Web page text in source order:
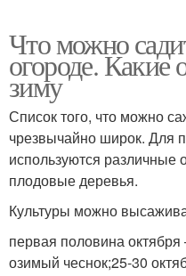
Что можно
огороде. Какие
зиму
Список того, что можно
чрезвычайно широк. Для
используются различные
плодовые деревья.
Культуры можно
первая половина
озимый чеснок;25-30